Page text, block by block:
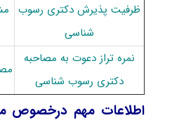
ظرفیت پذیرش دکتری رسوب
شناسی
نمره تراز دعوت به مصاحبه
دکتری رسوب شناسی
اطلاعات مهم درخصوص